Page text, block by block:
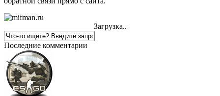
Загрузка..
Последние комментарии